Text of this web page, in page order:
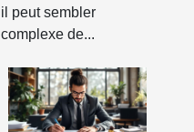
il peut sembler
complexe de...